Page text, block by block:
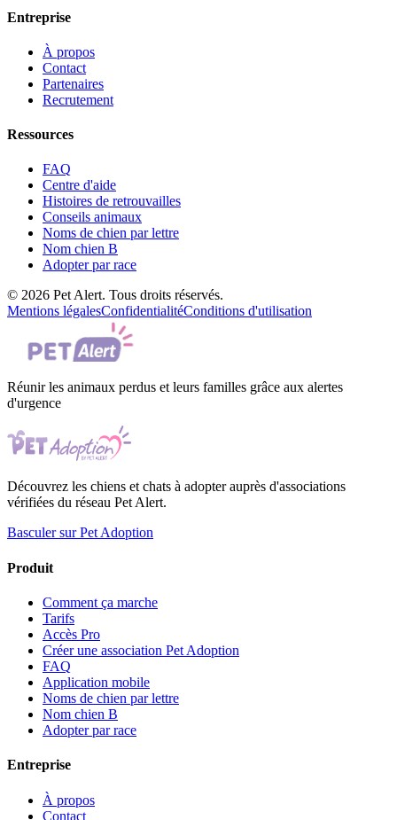
Entreprise
À propos
Contact
Partenaires
Recrutement
Ressources
FAQ
Centre d'aide
Histoires de retrouvailles
Conseils animaux
Noms de chien par lettre
Nom chien B
Adopter par race
© 2026 Pet Alert. Tous droits réservés.
Mentions légalesConfidentialitéConditions d'utilisation
Réunir les animaux perdus et leurs familles grâce aux alertes
d'urgence
Découvrez les chiens et chats à adopter auprès d'associations
vérifiées du réseau Pet Alert.
Basculer sur Pet Adoption
Produit
Comment ça marche
Tarifs
Accès Pro
Créer une association Pet Adoption
FAQ
Application mobile
Noms de chien par lettre
Nom chien B
Adopter par race
Entreprise
À propos
Contact